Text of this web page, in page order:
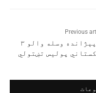
Previous
ناپېژانده وسله والو ۳
پولیس تښتولي